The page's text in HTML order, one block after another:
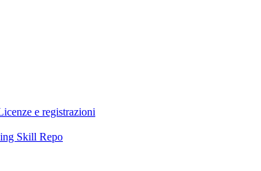
e registrazioni
Skill Repo